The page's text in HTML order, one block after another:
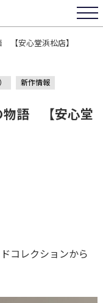
【安心堂浜松店】
新作情報
物語 【安心堂
コレクションから